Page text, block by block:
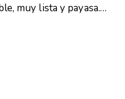
muy lista y payasa.…